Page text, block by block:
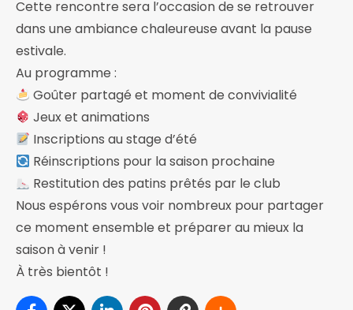
Cette rencontre sera l’occasion de se retrouver
dans une ambiance chaleureuse avant la pause
estivale.
Au programme :
Goûter partagé et moment de convivialité
Jeux et animations
Inscriptions au stage d’été
Réinscriptions pour la saison prochaine
Restitution des patins prêtés par le club
Nous espérons vous voir nombreux pour partager
ce moment ensemble et préparer au mieux la
saison à venir !
À très bientôt !